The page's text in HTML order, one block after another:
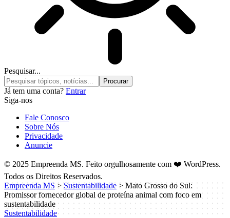
Pesquisar...
Já tem uma conta? Entrar
Siga-nos
Fale Conosco
Sobre Nós
Privacidade
Anuncie
© 2025 Empreenda MS. Feito orgulhosamente com ❤️ WordPress.
Todos os Direitos Reservados.
Empreenda MS >Sustentabilidade >Mato Grosso do Sul:
Promissor fornecedor global de proteína animal com foco em
sustentabilidade
Sustentabilidade